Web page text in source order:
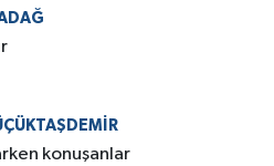
konuşanlar